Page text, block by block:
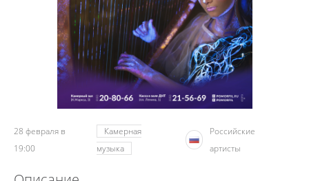
28 февраля в
19:00
Камерная
музыка
Российские
артисты